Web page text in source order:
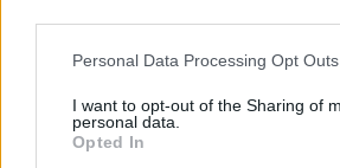
Please note that this website/app uses
not limited to your visit or usage
grant or deny consent to Google and its
use your data for below specified
Personal Data Processing Opt Outs
I want to opt-out of the Sharing of
personal data.
Opted In